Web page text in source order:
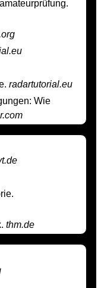
radartutorial.eu
Wie
thm.de